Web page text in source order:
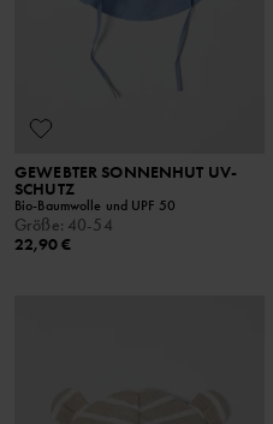
GEWEBTER SONNENHUT UV-
SCHUTZ
Bio-Baumwolle und UPF 50
Größe: 40-54
22,90 €